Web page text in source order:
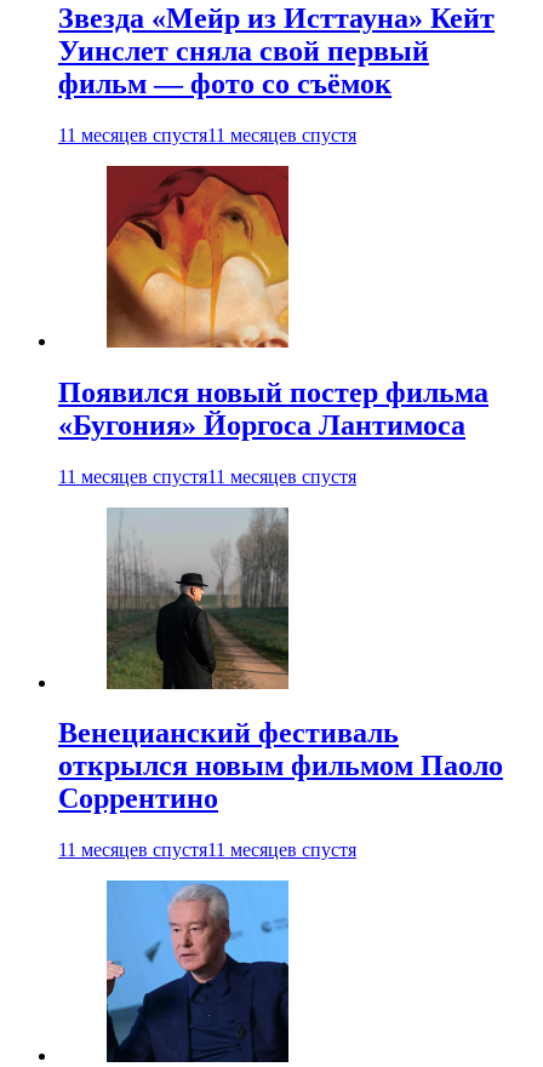
Звезда «Мейр из Исттауна» Кейт
Уинслет сняла свой первый
фильм — фото со съёмок
11 месяцев спустя11 месяцев спустя
Появился новый постер фильма
«Бугония» Йоргоса Лантимоса
11 месяцев спустя11 месяцев спустя
Венецианский фестиваль
открылся новым фильмом Паоло
Соррентино
11 месяцев спустя11 месяцев спустя